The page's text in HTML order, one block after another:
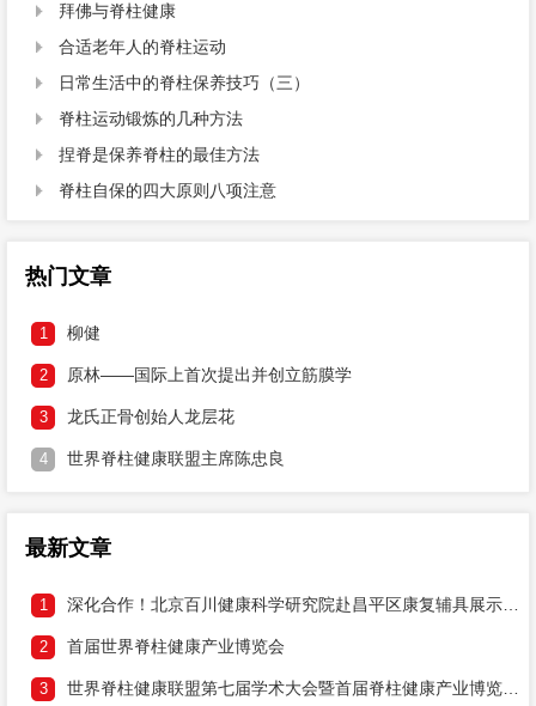
 拜佛与脊柱健康
 合适老年人的脊柱运动
 日常生活中的脊柱保养技巧（三）
 脊柱运动锻炼的几种方法
 捏脊是保养脊柱的最佳方法
 脊柱自保的四大原则八项注意
热门文章
1 柳健
2 原林——国际上首次提出并创立筋膜学
3 龙氏正骨创始人龙层花
4 世界脊柱健康联盟主席陈忠良
最新文章
1 深化合作！北京百川健康科学研究院赴昌平区康复辅具展示中心研讨两大健康工程落地
2 首届世界脊柱健康产业博览会
3 世界脊柱健康联盟第七届学术大会暨首届脊柱健康产业博览会邀请函